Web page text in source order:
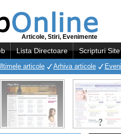
Articole, Stiri, Evenimente
Lista Directoare Scripturi Site
articole Arhiva articole